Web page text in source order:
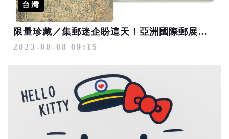
台灣
限量珍藏／集郵迷企盼這天！亞洲國際郵展紀念郵摺.專冊開賣
2023-08-08 09:15